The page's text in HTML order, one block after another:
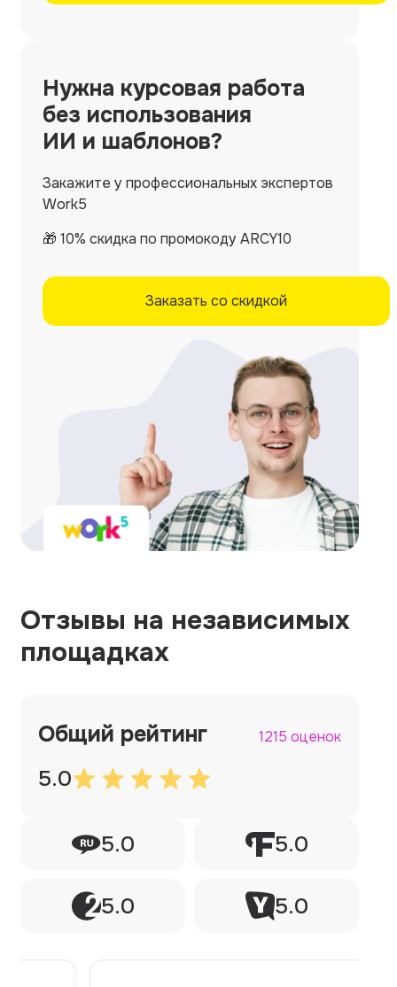
Нужна курсовая работа
без использования
ИИ и шаблонов?
Закажите у профессиональных экспертов
Work5
🎁 10% скидка по промокоду ARCY10
Заказать со скидкой
Отзывы на независимых
площадках
Общий рейтинг 1215 оценок
5.0
5.0 5.0
5.0 5.0